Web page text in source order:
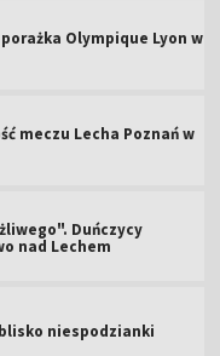
Olympique Lyon w
meczu Lecha Poznań w
Duńczycy
nad Lechem
niespodzianki